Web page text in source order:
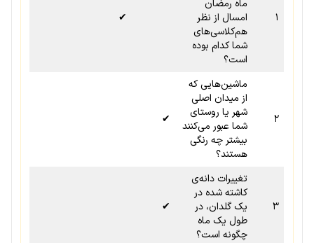
۱
ماه رمضان
امسال از نظر
هم‌کلاسی‌های
شما کدام بوده
است؟
✔
۲
ماشین‌هایی که
از میدان اصلی
شهر یا روستای
شما عبور می‌کنند
بیشتر چه رنگی
هستند؟
✔
۳
تغییرات دانه‌ی
کاشته شده در
یک گلدان، در
طول یک ماه
چگونه است؟
✔